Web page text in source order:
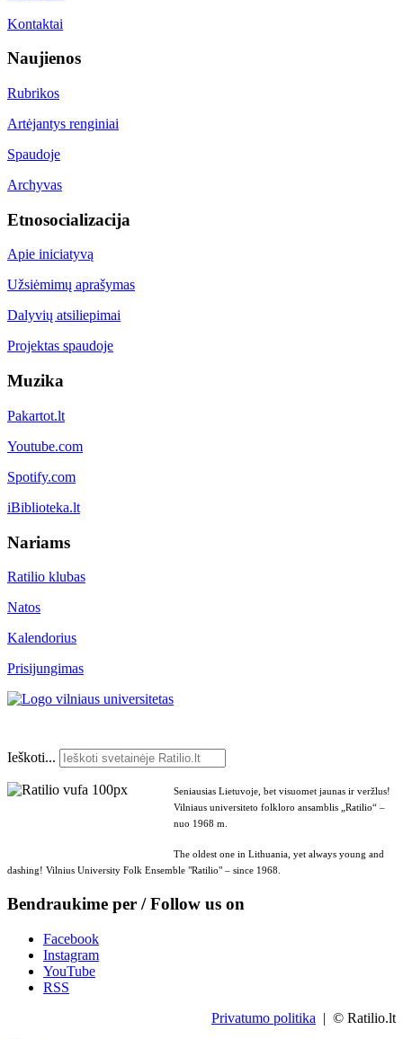
Kontaktai
Naujienos
Rubrikos
Artėjantys renginiai
Spaudoje
Archyvas
Etnosocializacija
Apie iniciatyvą
Užsiėmimų aprašymas
Dalyvių atsiliepimai
Projektas spaudoje
Muzika
Pakartot.lt
Youtube.com
Spotify.com
iBiblioteka.lt
Nariams
Ratilio klubas
Natos
Kalendorius
Prisijungimas
Ieškoti...
Seniausias Lietuvoje, bet visuomet jaunas ir veržlus!
Vilniaus universiteto folkloro ansamblis „Ratilio“ –
nuo 1968 m.
The oldest one in Lithuania, yet always young and
dashing! Vilnius University Folk Ensemble "Ratilio" – since 1968.
Bendraukime per / Follow us on
Facebook
Instagram
YouTube
RSS
Privatumo politika | © Ratilio.lt